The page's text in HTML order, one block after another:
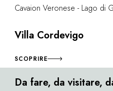
Cavaion Veronese - Lago di
Villa Cordevigo
SCOPRIRE
Da fare, da visitare,